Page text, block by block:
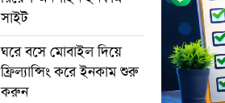
সাইট
ঘরে বসে মোবাইল দিয়ে
ফ্রিল্যান্সিং করে ইনকাম শুরু
করুন